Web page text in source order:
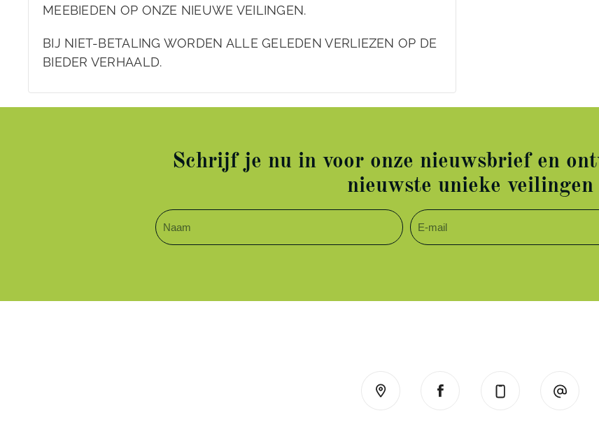
MEEBIEDEN OP ONZE NIEUWE VEILINGEN.
BIJ NIET-BETALING WORDEN ALLE GELEDEN VERLIEZEN OP DE
BIEDER VERHAALD.
Schrijf je nu in voor onze nieuwsbrief en
nieuwste unieke veilingen